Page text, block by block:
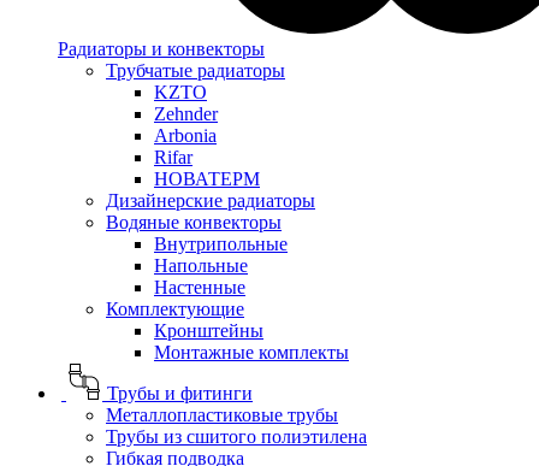
Радиаторы и конвекторы
Трубчатые радиаторы
KZTO
Zehnder
Arbonia
Rifar
НОВАТЕРМ
Дизайнерские радиаторы
Водяные конвекторы
Внутрипольные
Напольные
Настенные
Комплектующие
Кронштейны
Монтажные комплекты
Трубы и фитинги
Металлопластиковые трубы
Трубы из сшитого полиэтилена
Гибкая подводка